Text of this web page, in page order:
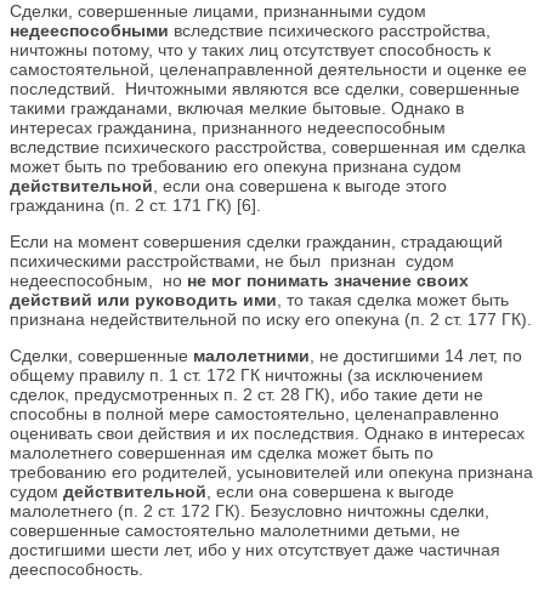
Сделки, совершенные лицами, признанными судом
недееспособными вследствие психического расстройства,
ничтожны потому, что у таких лиц отсутствует способность к
самостоятельной, целенаправленной деятельности и оценке ее
последствий. Ничтожными являются все сделки, совершенные
такими гражданами, включая мелкие бытовые. Однако в
интересах гражданина, признанного недееспособным
вследствие психического расстройства, совершенная им сделка
может быть по требованию его опекуна признана судом
действительной, если она совершена к выгоде этого
гражданина (п. 2 ст. 171 ГК) [6].
Если на момент совершения сделки гражданин, страдающий
психическими расстройствами, не был признан судом
недееспособным, но не мог понимать значение своих
действий или руководить ими, то такая сделка может быть
признана недействительной по иску его опекуна (п. 2 ст. 177 ГК).
Сделки, совершенные малолетними, не достигшими 14 лет, по
общему правилу п. 1 ст. 172 ГК ничтожны (за исключением
сделок, предусмотренных п. 2 ст. 28 ГК), ибо такие дети не
способны в полной мере самостоятельно, целенаправленно
оценивать свои действия и их последствия. Однако в интересах
малолетнего совершенная им сделка может быть по
требованию его родителей, усыновителей или опекуна признана
судом действительной, если она совершена к выгоде
малолетнего (п. 2 ст. 172 ГК). Безусловно ничтожны сделки,
совершенные самостоятельно малолетними детьми, не
достигшими шести лет, ибо у них отсутствует даже частичная
дееспособность.